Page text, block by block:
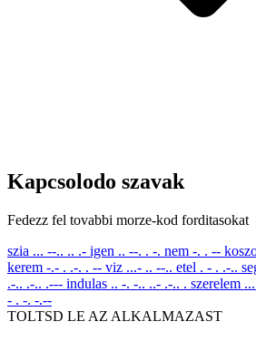
Kapcsolodo szavak
Fedezz fel tovabbi morze-kod forditasokat
szia ... --.. .. .- igen .. --. . -. nem -. . --
kerem -.- . .-. . -- viz ...- .. --.. etel . - . .-..
.-.. .-.. .--- indulas .. -. -.. ..- .-.. . szerelem
- . -. -.--
TOLTSD LE AZ ALKALMAZAST